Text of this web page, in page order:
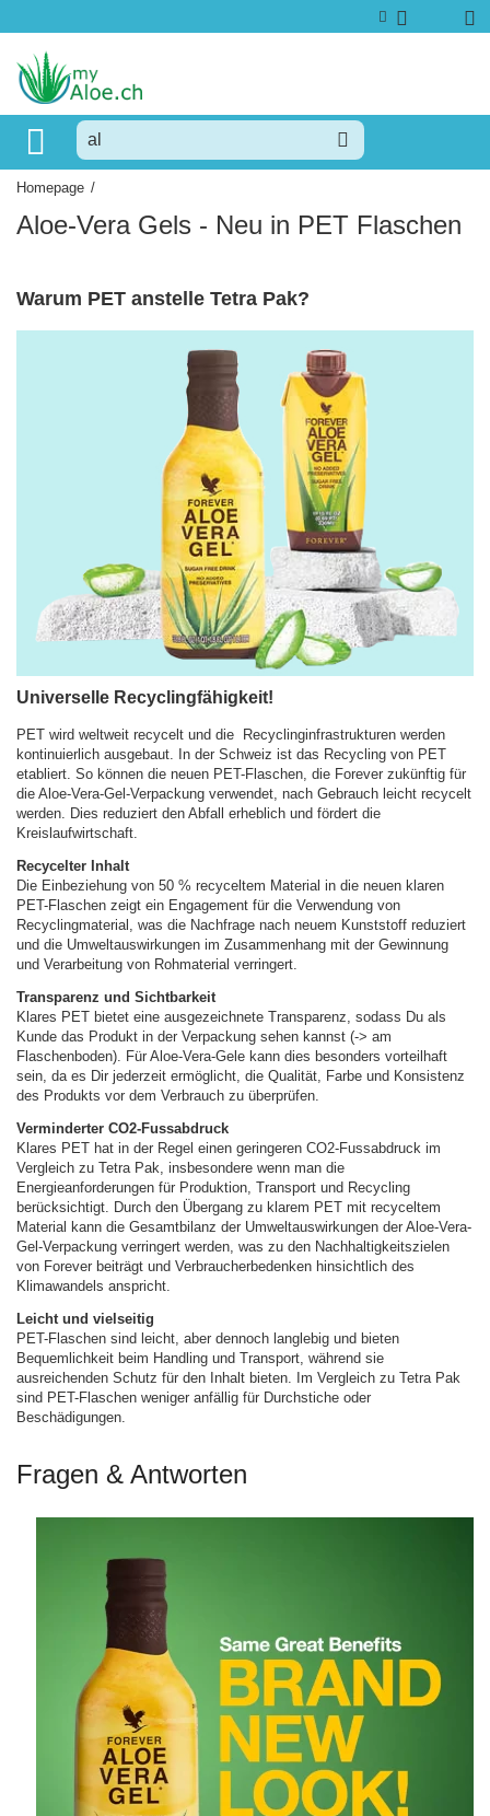
Homepage /
Aloe-Vera Gels - Neu in PET Flaschen
Warum PET anstelle Tetra Pak?
Universelle Recyclingfähigkeit!
PET wird weltweit recycelt und die Recyclinginfrastrukturen werden
kontinuierlich ausgebaut. In der Schweiz ist das Recycling von PET
etabliert. So können die neuen PET-Flaschen, die Forever zukünftig für
die Aloe-Vera-Gel-Verpackung verwendet, nach Gebrauch leicht recycelt
werden. Dies reduziert den Abfall erheblich und fördert die
Kreislaufwirtschaft.
Recycelter Inhalt
Die Einbeziehung von 50 % recyceltem Material in die neuen klaren
PET-Flaschen zeigt ein Engagement für die Verwendung von
Recyclingmaterial, was die Nachfrage nach neuem Kunststoff reduziert
und die Umweltauswirkungen im Zusammenhang mit der Gewinnung
und Verarbeitung von Rohmaterial verringert.
Transparenz und Sichtbarkeit
Klares PET bietet eine ausgezeichnete Transparenz, sodass Du als
Kunde das Produkt in der Verpackung sehen kannst (-> am
Flaschenboden). Für Aloe-Vera-Gele kann dies besonders vorteilhaft
sein, da es Dir jederzeit ermöglicht, die Qualität, Farbe und Konsistenz
des Produkts vor dem Verbrauch zu überprüfen.
Verminderter CO2-Fussabdruck
Klares PET hat in der Regel einen geringeren CO2-Fussabdruck im
Vergleich zu Tetra Pak, insbesondere wenn man die
Energieanforderungen für Produktion, Transport und Recycling
berücksichtigt. Durch den Übergang zu klarem PET mit recyceltem
Material kann die Gesamtbilanz der Umweltauswirkungen der Aloe-Vera-
Gel-Verpackung verringert werden, was zu den Nachhaltigkeitszielen
von Forever beiträgt und Verbraucherbedenken hinsichtlich des
Klimawandels anspricht.
Leicht und vielseitig
PET-Flaschen sind leicht, aber dennoch langlebig und bieten
Bequemlichkeit beim Handling und Transport, während sie
ausreichenden Schutz für den Inhalt bieten. Im Vergleich zu Tetra Pak
sind PET-Flaschen weniger anfällig für Durchstiche oder
Beschädigungen.
Fragen & Antworten